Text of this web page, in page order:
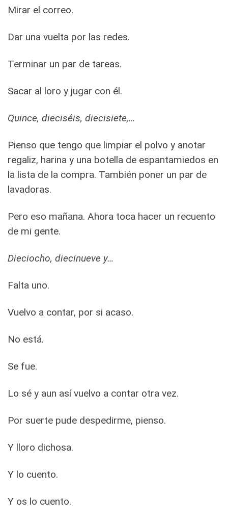
Mirar el correo.
Dar una vuelta por las redes.
Terminar un par de tareas.
Sacar al loro y jugar con él.
Quince, dieciséis, diecisiete,…
Pienso que tengo que limpiar el polvo y anotar
regaliz, harina y una botella de espantamiedos en
la lista de la compra. También poner un par de
lavadoras.
Pero eso mañana. Ahora toca hacer un recuento
de mi gente.
Dieciocho, diecinueve y…
Falta uno.
Vuelvo a contar, por si acaso.
No está.
Se fue.
Lo sé y aun así vuelvo a contar otra vez.
Por suerte pude despedirme, pienso.
Y lloro dichosa.
Y lo cuento.
Y os lo cuento.